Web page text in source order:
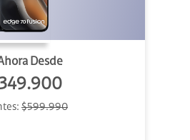
Desde
$599.990